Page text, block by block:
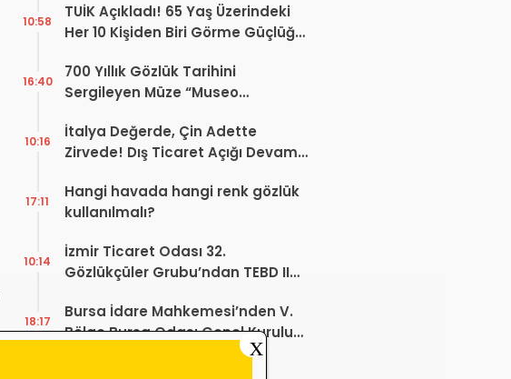
TUİK Açıkladı! 65 Yaş Üzerindeki
Her 10 Kişiden Biri Görme Güçlüğü
10:58
700 Yıllık Gözlük Tarihini
Sergileyen Müze “Museo
16:40
İtalya Değerde, Çin Adette
Zirvede! Dış Ticaret Açığı Devam
10:16
Hangi havada hangi renk gözlük
kullanılmalı?
17:11
İzmir Ticaret Odası 32.
Gözlükçüler Grubu’ndan TEBD II
Projesi açıklaması
10:14
Bursa İdare Mahkemesi’nden V.
Bölge Bursa Odası Genel Kurulu
18:17
X